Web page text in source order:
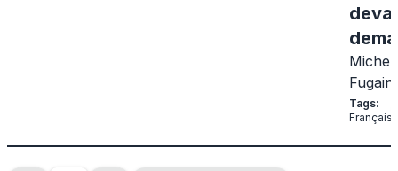
Michel
Fugain
Tags:
Français